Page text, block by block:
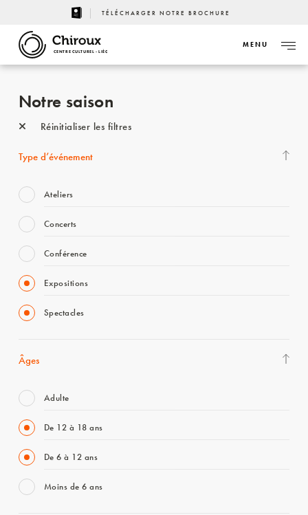
TÉLÉCHARGER NOTRE BROCHURE
CENTRE CULTUREL - LIÈGE
MENU
Notre saison
Réinitialiser les filtres
Type d’événement
Ateliers
Concerts
Conférence
Expositions
Spectacles
Âges
Adulte
De 12 à 18 ans
De 6 à 12 ans
Moins de 6 ans